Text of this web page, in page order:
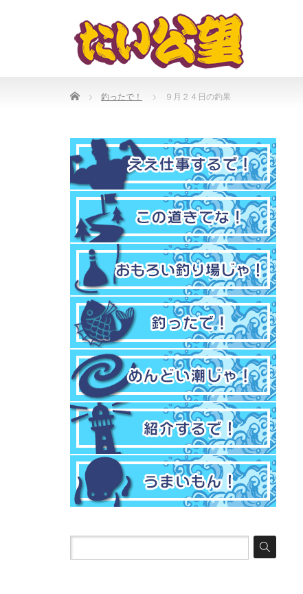
Home 釣ったで！ ９月２４日の釣果